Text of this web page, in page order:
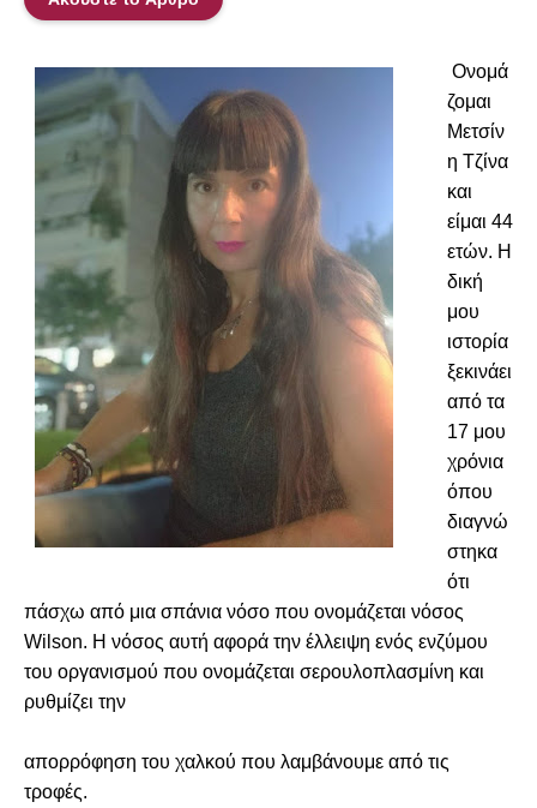
Ονομά
ζομαι
Μετσίν
η Τζίνα
και
είμαι 44
ετών. Η
δική
μου
ιστορία
ξεκινάει
από τα
17 μου
χρόνια
όπου
διαγνώ
στηκα
ότι
πάσχω από μια σπάνια νόσο που ονομάζεται νόσος
Wilson. Η νόσος αυτή αφορά την έλλειψη ενός ενζύμου
του οργανισμού που ονομάζεται σερουλοπλασμίνη και
ρυθμίζει την
απορρόφηση του χαλκού που λαμβάνουμε από τις
τροφές.